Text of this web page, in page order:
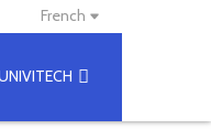
French